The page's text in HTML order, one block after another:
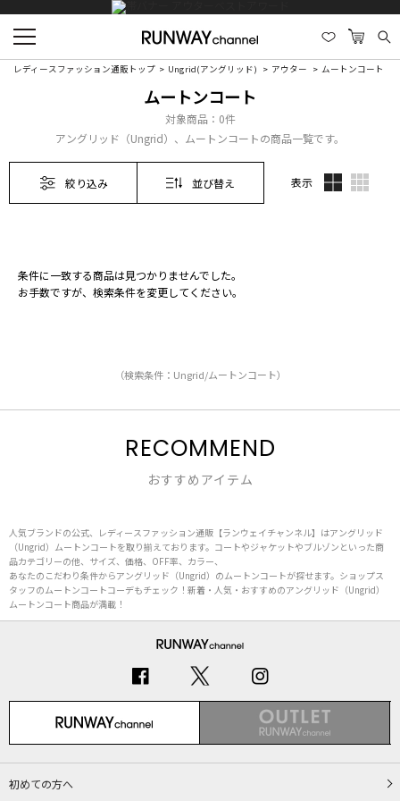
レディースファッション通販トップ Ungrid(アングリッド) アウター ムートンコート
ムートンコート
対象商品： 0件
アングリッド（Ungrid）、ムートンコートの商品一覧です。
絞り込み 並び替え 表示
条件に一致する商品は見つかりませんでした。
お手数ですが、検索条件を変更してください。
（検索条件：Ungrid/ムートンコート）
RECOMMEND
おすすめアイテム
人気ブランドの公式、レディースファッション通販【ランウェイチャンネル】はアングリッド
（Ungrid）ムートンコートを取り揃えております。コートやジャケットやブルゾンといった商
品カテゴリーの他、サイズ、価格、OFF率、カラー、
あなたのこだわり条件からアングリッド（Ungrid）のムートンコートが探せます。ショップス
タッフのムートンコートコーデもチェック！新着・人気・おすすめのアングリッド（Ungrid）
ムートンコート商品が満載！
初めての方へ